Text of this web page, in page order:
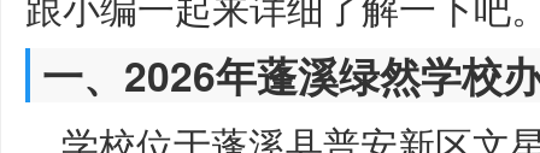
一、2026年蓬溪绿然学校